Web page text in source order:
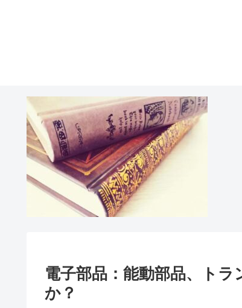
電子部品：能動部品、ト
か？